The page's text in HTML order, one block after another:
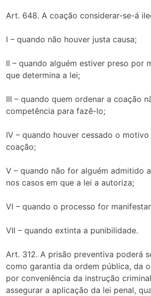
Art. 648. A coação considerar-se-á
I – quando não houver justa causa;
II – quando alguém estiver preso por
que determina a lei;
III – quando quem ordenar a coação
competência para fazê-lo;
IV – quando houver cessado o
coação;
V – quando não for alguém admitido
nos casos em que a lei a autoriza;
VI – quando o processo for
VII – quando extinta a punibilidade.
Art. 312. A prisão preventiva poderá
como garantia da ordem pública, da
por conveniência da instrução
assegurar a aplicação da lei penal,